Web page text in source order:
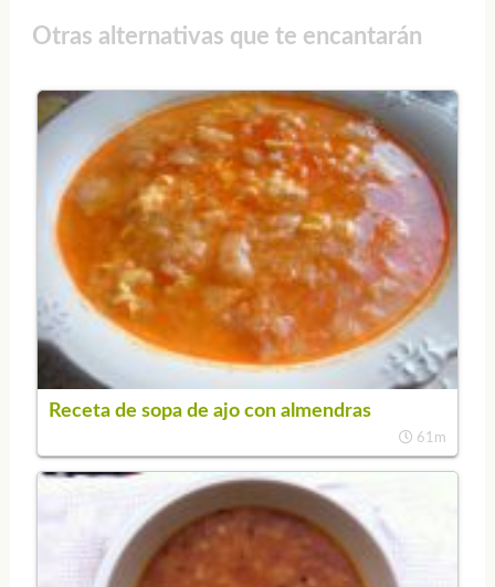
Otras alternativas que te encantarán
Receta de sopa de ajo con almendras
61m